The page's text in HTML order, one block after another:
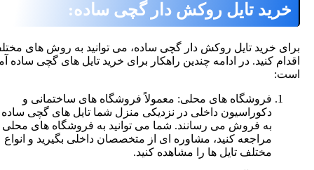
تایل روکش دار گچی ساده:
خرید تایل روکش دار گچی ساده ، می توانید به روش های مختلفی
کنید. در ادامه چندین راهکار برای خرید تایل های گچی ساده آمده
فروشگاه های محلی: معمولاً فروشگاه های ساختمانی و
دکوراسیون داخلی در نزدیکی منزل شما تایل های گچی ساده را
به فروش می رسانند. شما می توانید به فروشگاه های محلی
مراجعه کنید، مشاوره ای از متخصصان داخلی بگیرید و انواع
مختلف تایل ها را مشاهده کنید.